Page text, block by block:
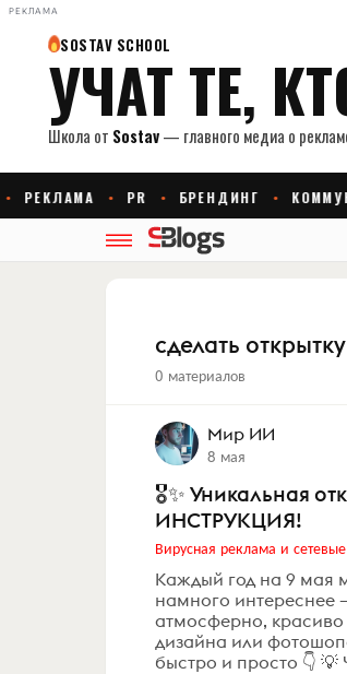
РЕКЛАМА
сделать открытку
0 материалов
Мир ИИ
8 мая
🎖✨ Уникальная
ИНСТРУКЦИЯ!
Вирусная реклама и
Каждый год на 9 мая
намного интереснее
атмосферно,
дизайна или
быстро и просто 👇